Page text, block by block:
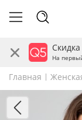
Скидка
На
Главная